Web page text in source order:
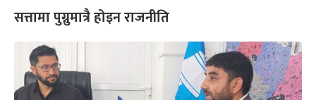
सत्तामा पुग्नुमात्रै होइन राजनीति